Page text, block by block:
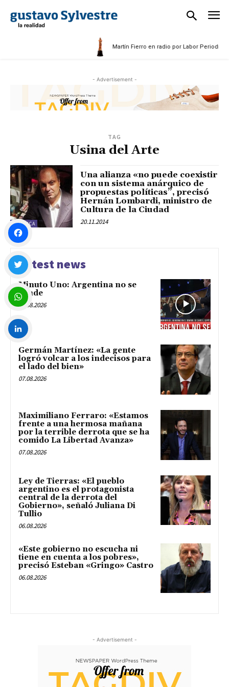
Martín Fierro en radio por Labor
- Advertisement -
TAG
Usina del Arte
POLÍTICA
Una alianza «no puede coexistir
con un sistema anárquico de
propuestas políticas”, precisó
Hernán Lombardi, ministro de
Cultura de la Ciudad
20.11.2014
Latest news
Minuto Uno: Argentina no se
vende
07.08.2026
Germán Martínez: «La gente
logró volcar a los indecisos para
el lado del bien»
07.08.2026
Maximiliano Ferraro: «Estamos
frente a una hermosa mañana
por la terrible derrota que se ha
comido La Libertad Avanza»
07.08.2026
Ley de Tierras: «El pueblo
argentino es el protagonista
central de la derrota del
Gobierno», señaló Juliana Di
Tullio
06.08.2026
«Este gobierno no escucha ni
tiene en cuenta a los pobres»,
precisó Esteban «Gringo» Castro
06.08.2026
- Advertisement -
Facebook
Twitter
WhatsApp
LinkedIn